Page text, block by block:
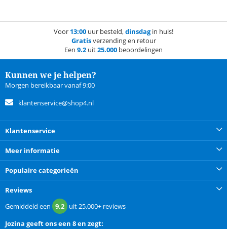
Voor 13:00 uur besteld,dinsdagin huis!
Gratisverzending en retour
Een 9.2 uit25.000 beoordelingen
Kunnen we je helpen?
Morgen bereikbaar vanaf 9:00
klantenservice@shop4.nl
Klantenservice
Meer informatie
Populaire categorieën
Reviews
Gemiddeld een 9.2 uit25.000+ reviews
Jozina geeft ons een 8 en zegt: